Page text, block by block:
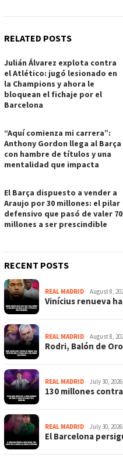
RELATED POSTS
Julián Álvarez explota contra
el Atlético: jugó lesionado en
la Champions y ahora le
bloquean el fichaje por el
Barcelona
“Aquí comienza mi carrera”:
Anthony Gordon llega al Barça
con hambre de títulos y una
mentalidad que impacta
El Barça dispuesto a vender a
Araujo por 30 millones: el pilar
defensivo que pasó de valer 70
millones a ser prescindible
RECENT POSTS
REAL MADRID August 8,
Vinícius renueva
REAL MADRID August 8,
Rodri, Balón de
REAL MADRID July 30, 2026
130 millones
REAL MADRID July 30, 2026
El Barcelona